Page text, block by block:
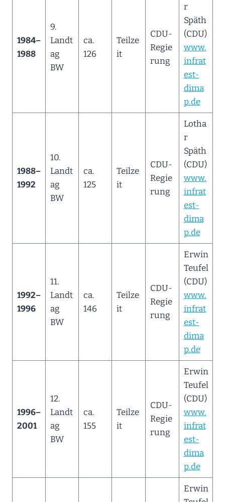
1984–
1988
9.
Landt
ag
BW
ca.
126
Teilze
it
CDU-
Regie
rung
r
Späth
(CDU)
www.
infrat
est-
dima
p.de
1988–
1992
10.
Landt
ag
BW
ca.
125
Teilze
it
CDU-
Regie
rung
Lotha
r
Späth
(CDU)
www.
infrat
est-
dima
p.de
1992–
1996
11.
Landt
ag
BW
ca.
146
Teilze
it
CDU-
Regie
rung
Erwin
Teufel
(CDU)
www.
infrat
est-
dima
p.de
1996–
2001
12.
Landt
ag
BW
ca.
155
Teilze
it
CDU-
Regie
rung
Erwin
Teufel
(CDU)
www.
infrat
est-
dima
p.de
Erwin